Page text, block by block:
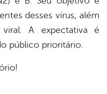
desses vírus, além
A expectativa é
público prioritário.